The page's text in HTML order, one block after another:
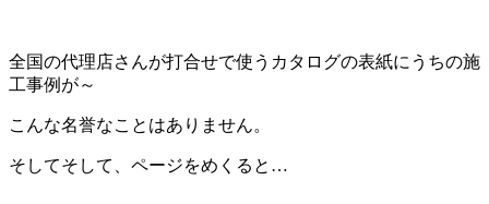
全国の代理店さんが打合せで使うカタログの表紙にうちの施
工事例が～
こんな名誉なことはありません。
そしてそして、ページをめくると…